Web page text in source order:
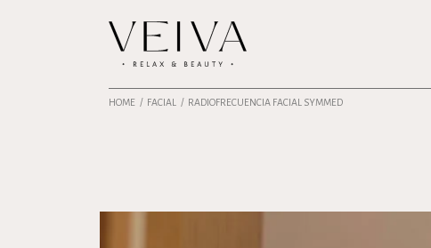
HOME FACIAL RADIOFRECUENCIA FACIAL SYMMED